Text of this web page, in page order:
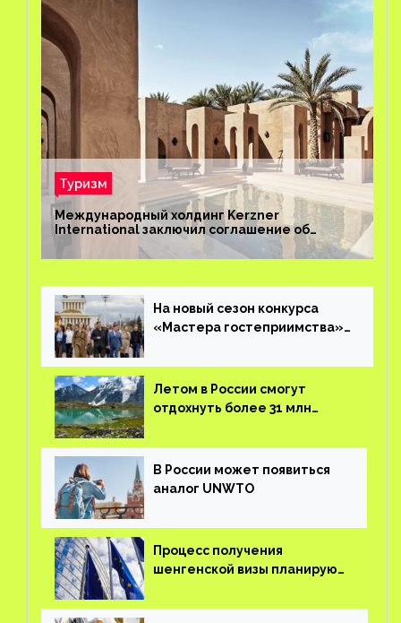
Туризм
Международный холдинг Kerzner
International заключил соглашение об
управлении курортом Bab Al Shams Desert
Resort в Дубае
На новый сезон конкурса
«Мастера гостеприимства»
заявок
Летом в России смогут
отдохнуть более 31 млн
В России может появиться
аналог UNWTO
Процесс получения
шенгенской визы планируют